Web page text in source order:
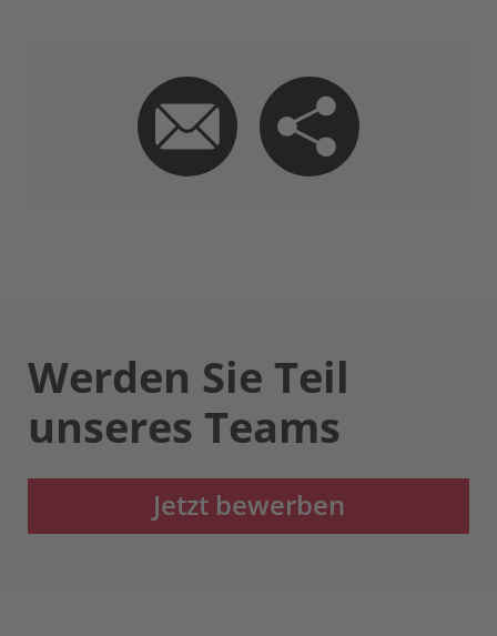
Werden Sie Teil
unseres Teams
Jetzt bewerben